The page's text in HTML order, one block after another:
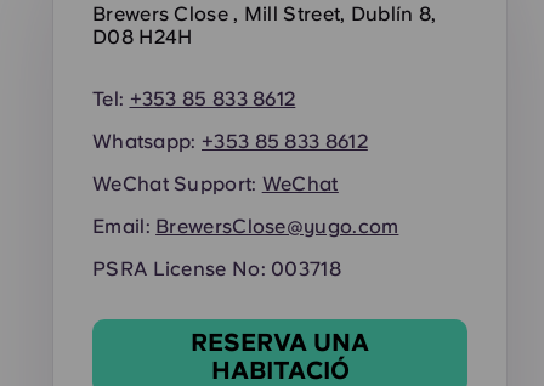
Brewers Close , Mill Street, Dublín 8,
D08 H24H
Tel: +353 85 833 8612
Whatsapp: +353 85 833 8612
WeChat Support: WeChat
Email: BrewersClose@yugo.com
PSRA License No: 003718
RESERVA UNA
HABITACIÓ